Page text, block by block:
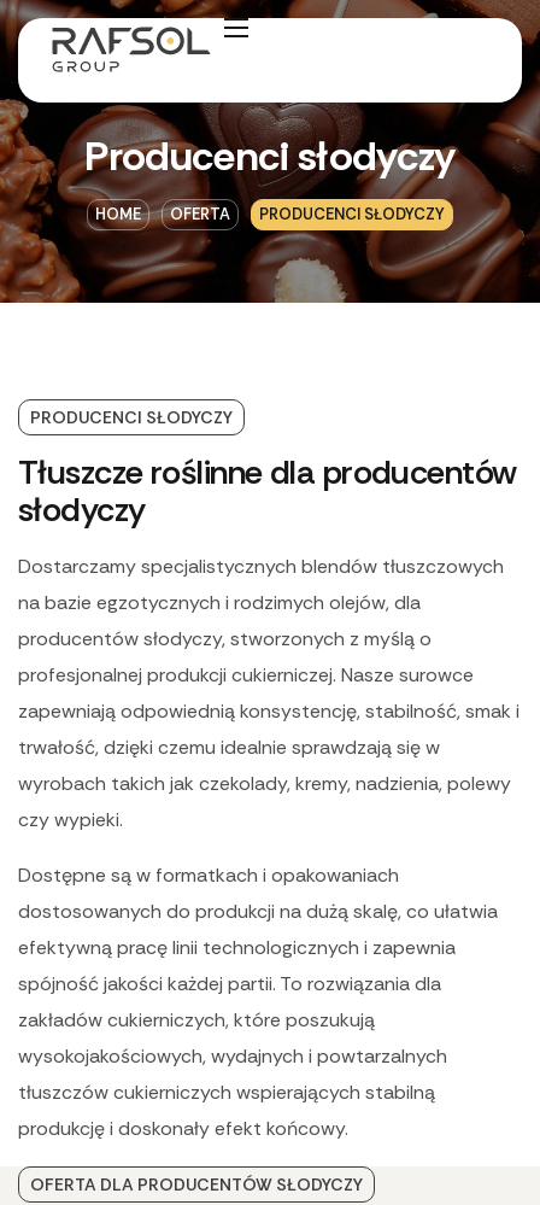
Producenci słodyczy
HOME OFERTA PRODUCENCI SŁODYCZY
PRODUCENCI SŁODYCZY
Tłuszcze roślinne dla producentów
słodyczy
Dostarczamy specjalistycznych blendów tłuszczowych
na bazie egzotycznych i rodzimych olejów, dla
producentów słodyczy, stworzonych z myślą o
profesjonalnej produkcji cukierniczej. Nasze surowce
zapewniają odpowiednią konsystencję, stabilność, smak i
trwałość, dzięki czemu idealnie sprawdzają się w
wyrobach takich jak czekolady, kremy, nadzienia, polewy
czy wypieki.
Dostępne są w formatkach i opakowaniach
dostosowanych do produkcji na dużą skalę, co ułatwia
efektywną pracę linii technologicznych i zapewnia
spójność jakości każdej partii. To rozwiązania dla
zakładów cukierniczych, które poszukują
wysokojakościowych, wydajnych i powtarzalnych
tłuszczów cukierniczych wspierających stabilną
produkcję i doskonały efekt końcowy.
OFERTA DLA PRODUCENTÓW SŁODYCZY